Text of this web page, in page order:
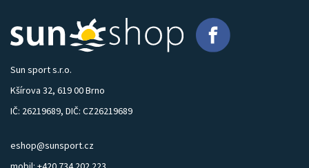
Sun sport s.r.o.
Kšírova 32, 619 00 Brno
IČ: 26219689, DIČ: CZ26219689
eshop@sunsport.cz